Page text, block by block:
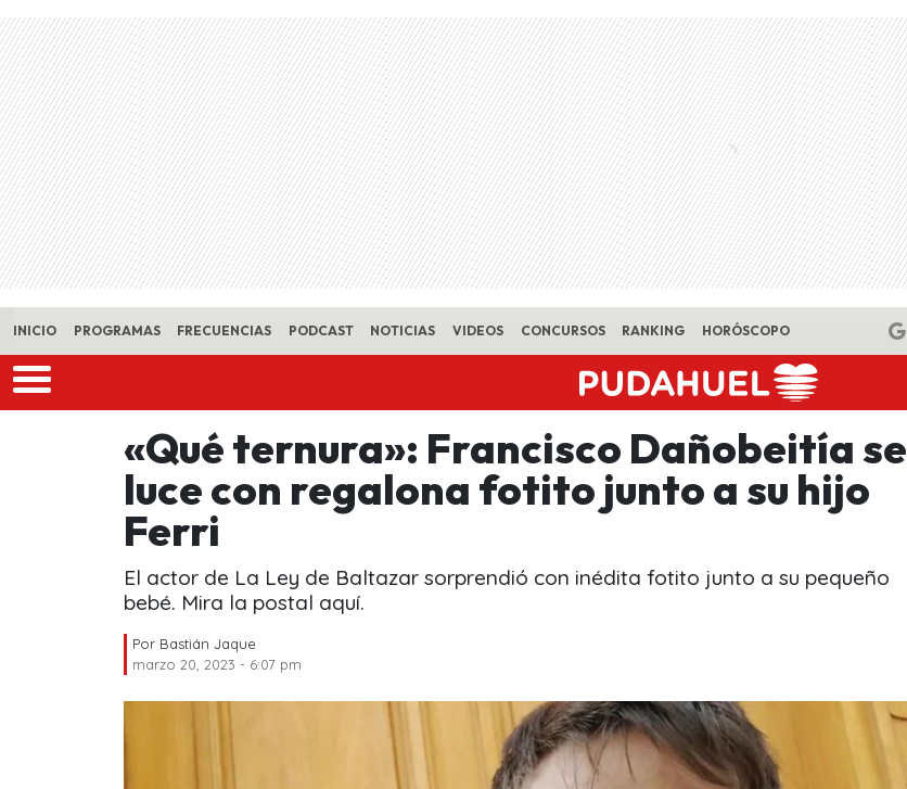
Skip to main content
INICIO PROGRAMAS FRECUENCIAS PODCAST NOTICIAS VIDEOS CONCURSOS RANKING HORÓSCOPO
«Qué ternura»: Francisco Dañobeitía se
luce con regalona fotito junto a su hijo
Ferri
El actor de La Ley de Baltazar sorprendió con inédita fotito junto a su pequeño
bebé. Mira la postal aquí.
Por Bastián Jaque
marzo 20, 2023 - 6:07 pm